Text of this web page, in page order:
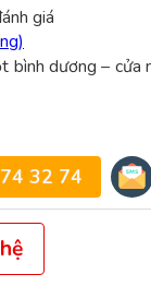
giá
bình dương – cửa
32 74